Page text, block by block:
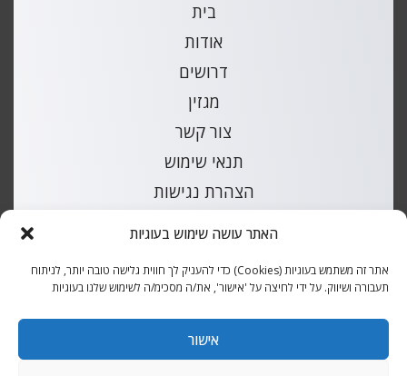
האתר עושה שימוש בעוגיות
אתר זה משתמש בעוגיות (Cookies) כדי להעניק לך חווית גלישה טובה יותר, לניתוח
תעבורה ושיווק. על ידי לחיצה על 'אישור', את/ה מסכימ/ה לשימוש שלנו בעוגיות
אישור
בית
אודות
דרושים
מגזין
צור קשר
תנאי שימוש
הצהרת נגישות
כל הזכויות שמורות למ.פינס |
עיצוב ובנייהאקסטרה דיגיטל